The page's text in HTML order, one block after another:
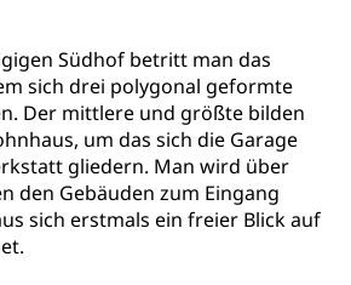
Südhof betritt man das
sich drei polygonal geformte
Der mittlere und größte bilden
um das sich die Garage
gliedern. Man wird über
den Gebäuden zum Eingang
sich erstmals ein freier Blick auf